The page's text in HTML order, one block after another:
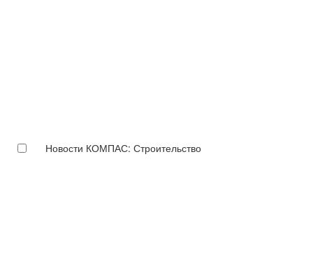
Новости КОМПАС: Строительство